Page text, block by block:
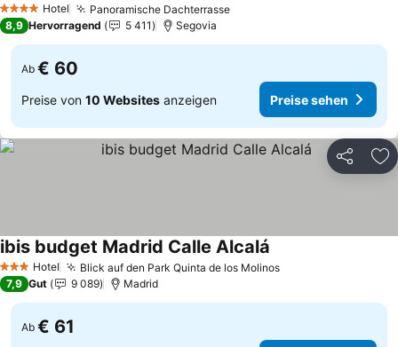
4 Sterne Hotel Panoramische DachterrassePreise sehen
8,9 Hervorragend 5 411 Segovia
Ab € 60
Preise von 10 Websites anzeigen Preise sehen
Teilen
3 SterneHotel Blick auf den Park Quinta de los MolinosPreise sehen
ibis budget Madrid Calle Alcalá
7,9 Gut 9 089 Madrid
Ab € 61